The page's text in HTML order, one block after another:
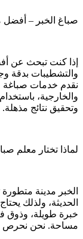
صباغ الخبر – أفضل
إذا كنت تبحث عن
والتشطيبات بدقة
نقدم خدمات صباغة
والخارجية،
وتحقيق نتائج مذهلة.
لماذا تختار معلم
الخبر مدينة
الحديثة، ولذلك
خبرة طويلة، وذوق
مساحة. نحن نحرص